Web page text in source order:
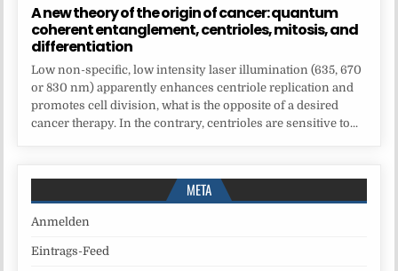
A new theory of the origin of cancer: quantum
coherent entanglement, centrioles, mitosis, and
differentiation
Low non-specific, low intensity laser illumination (635, 670
or 830 nm) apparently enhances centriole replication and
promotes cell division, what is the opposite of a desired
cancer therapy. In the contrary, centrioles are sensitive to...
META
Anmelden
Eintrags-Feed